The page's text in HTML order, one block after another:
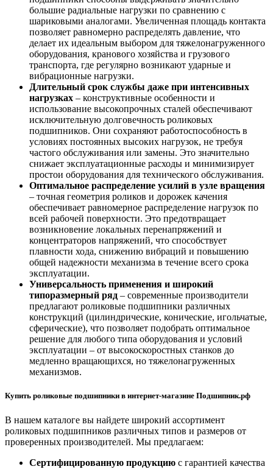
большие радиальные нагрузки по сравнению с
шариковыми аналогами. Увеличенная площадь контакта
позволяет равномерно распределять давление, что
делает их идеальным выбором для тяжелонагруженного
оборудования, кранового хозяйства и грузового
транспорта, где регулярно возникают ударные и
вибрационные нагрузки.
Длительный срок службы даже при интенсивных
нагрузках – конструктивные особенности и
использование высокопрочных сталей обеспечивают
исключительную долговечность роликовых
подшипников. Они сохраняют работоспособность в
условиях постоянных высоких нагрузок, не требуя
частого обслуживания или замены. Это значительно
снижает эксплуатационные расходы и минимизирует
простои оборудования для технического обслуживания.
Оптимальное распределение усилий в узле вращения
– точная геометрия роликов и дорожек качения
обеспечивает равномерное распределение нагрузок по
всей рабочей поверхности. Это предотвращает
возникновение локальных перенапряжений и
концентраторов напряжений, что способствует
плавности хода, снижению вибраций и повышению
общей надежности механизма в течение всего срока
эксплуатации.
Универсальность применения и широкий
типоразмерный ряд – современные производители
предлагают роликовые подшипники различных
конструкций (цилиндрические, конические, игольчатые,
сферические), что позволяет подобрать оптимальное
решение для любого типа оборудования и условий
эксплуатации – от высокоскоростных станков до
медленно вращающихся, но тяжелонагруженных
механизмов.
Купить роликовые подшипники в интернет-магазине Подшипник.рф
В нашем каталоге вы найдете широкий ассортимент
роликовых подшипников различных типов и размеров от
проверенных производителей. Мы предлагаем:
Сертифицированную продукцию с гарантией качества